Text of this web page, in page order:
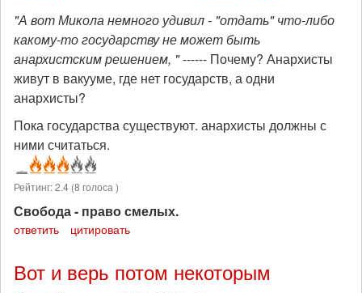
"А вот Микола немного удивил - "отдать" что-либо
какому-то государству не может быть
анархистским решением, "------ Почему? Анархисты
живут в вакууме, где нет государств, а одни
анархисты?
Пока государства существуют. анархисты должны с
ними считаться.
Рейтинг:2.4 (8 голоса )
Свобода - право смелых.
ответить цитировать
Вот и верь потом некоторым